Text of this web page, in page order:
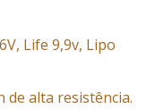
Life 9,9v, Lipo
de alta resistência.